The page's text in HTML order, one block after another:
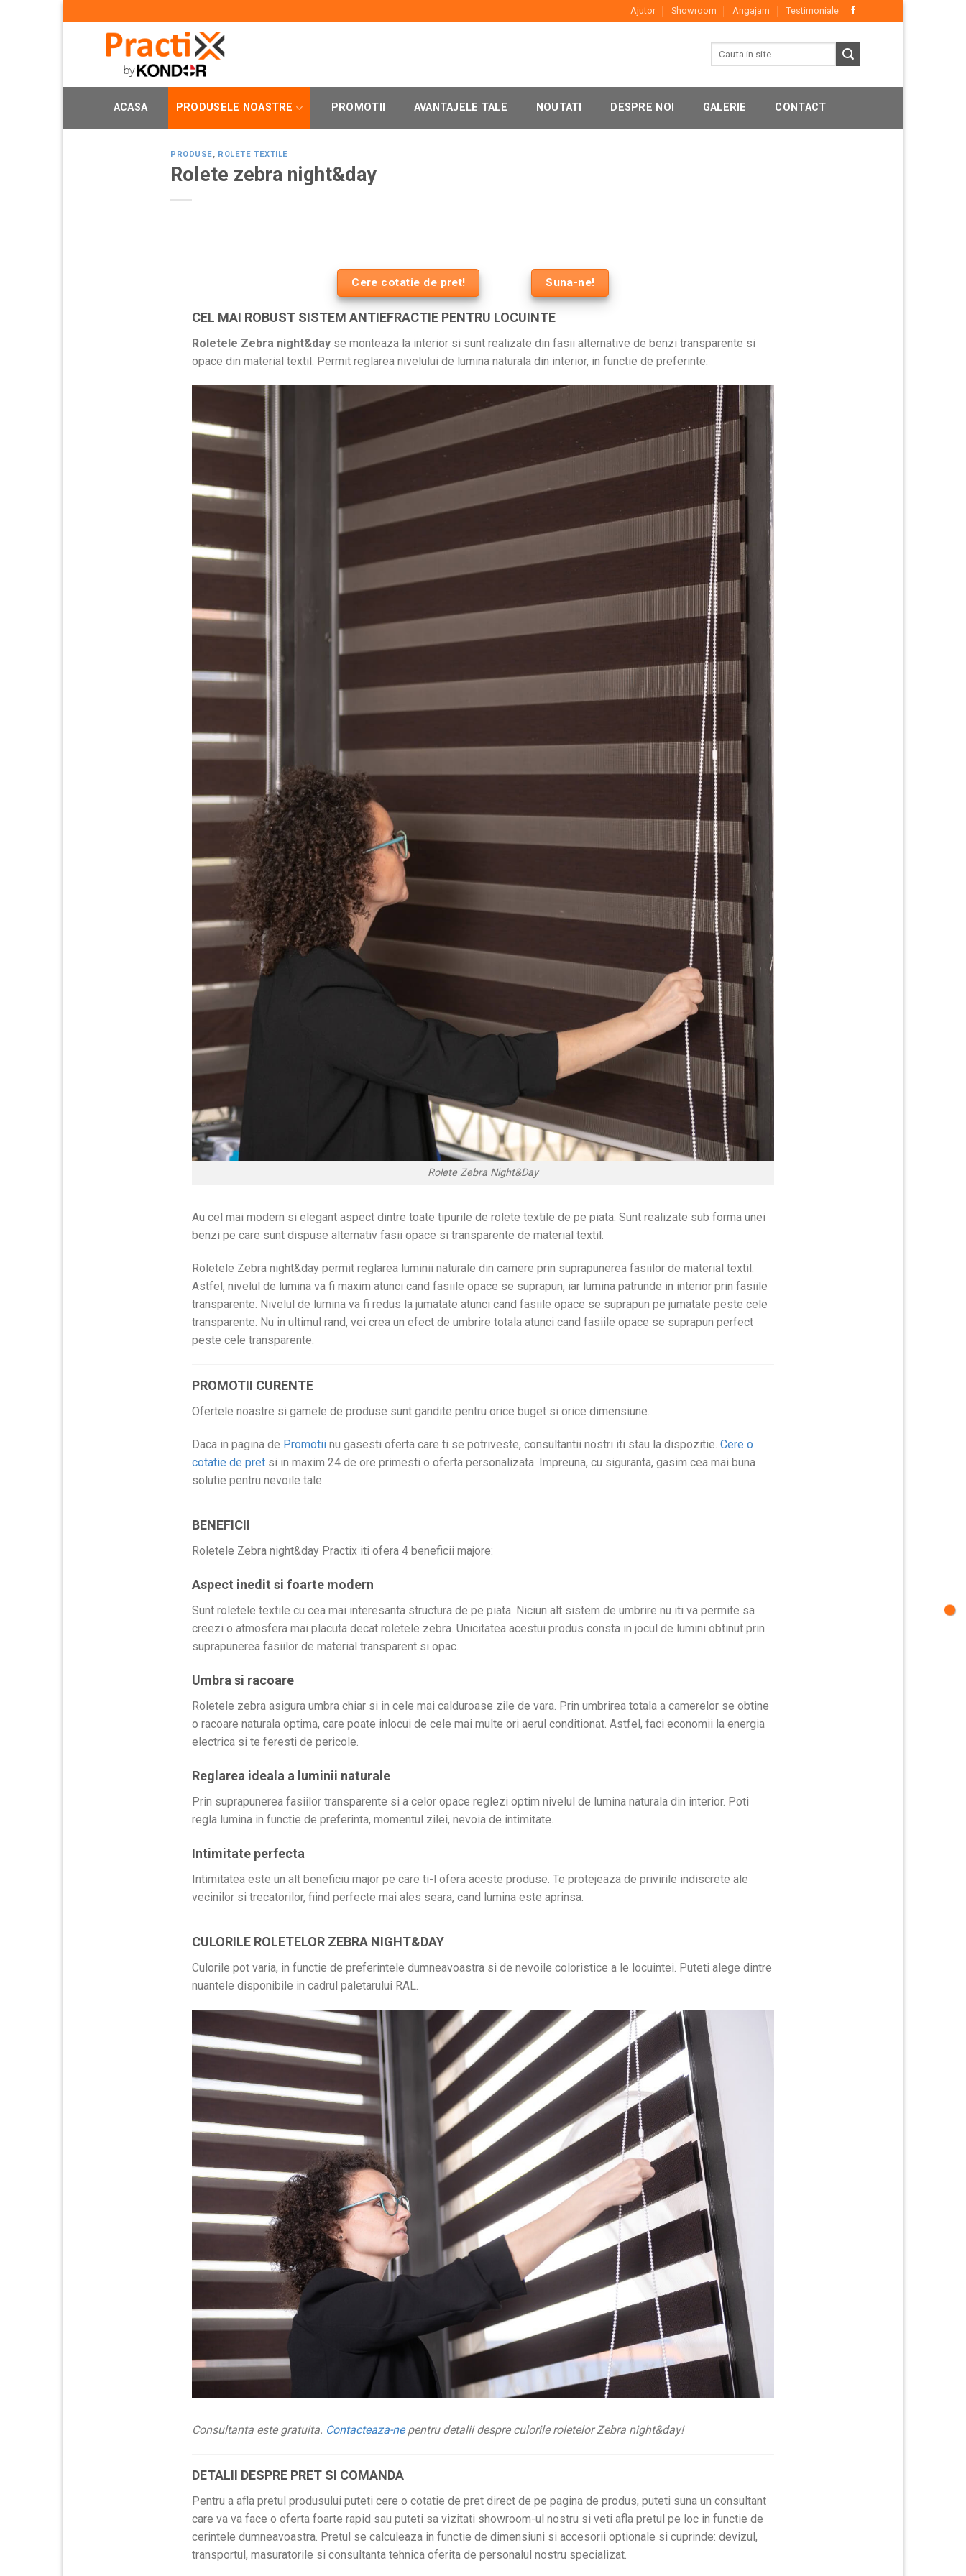
Ajutor Showroom Angajam Testimoniale
ACASA PRODUSELE NOASTRE PROMOTII AVANTAJELE TALE NOUTATI DESPRE NOI GALERIE CONTACT
PRODUSE, ROLETE TEXTILE
Rolete zebra night&day
Cere cotatie de pret! Suna-ne!
CEL MAI ROBUST SISTEM ANTIEFRACTIE PENTRU LOCUINTE
Roletele Zebra night&day se monteaza la interior si sunt realizate din fasii alternative de benzi transparente si
opace din material textil. Permit reglarea nivelului de lumina naturala din interior, in functie de preferinte.
Rolete Zebra Night&Day
Au cel mai modern si elegant aspect dintre toate tipurile de rolete textile de pe piata. Sunt realizate sub forma unei
benzi pe care sunt dispuse alternativ fasii opace si transparente de material textil.
Roletele Zebra night&day permit reglarea luminii naturale din camere prin suprapunerea fasiilor de material textil.
Astfel, nivelul de lumina va fi maxim atunci cand fasiile opace se suprapun, iar lumina patrunde in interior prin fasiile
transparente. Nivelul de lumina va fi redus la jumatate atunci cand fasiile opace se suprapun pe jumatate peste cele
transparente. Nu in ultimul rand, vei crea un efect de umbrire totala atunci cand fasiile opace se suprapun perfect
peste cele transparente.
PROMOTII CURENTE
Ofertele noastre si gamele de produse sunt gandite pentru orice buget si orice dimensiune.
Daca in pagina de Promotii nu gasesti oferta care ti se potriveste, consultantii nostri iti stau la dispozitie. Cere o
cotatie de pret si in maxim 24 de ore primesti o oferta personalizata. Impreuna, cu siguranta, gasim cea mai buna
solutie pentru nevoile tale.
BENEFICII
Roletele Zebra night&day Practix iti ofera 4 beneficii majore:
Aspect inedit si foarte modern
Sunt roletele textile cu cea mai interesanta structura de pe piata. Niciun alt sistem de umbrire nu iti va permite sa
creezi o atmosfera mai placuta decat roletele zebra. Unicitatea acestui produs consta in jocul de lumini obtinut prin
suprapunerea fasiilor de material transparent si opac.
Umbra si racoare
Roletele zebra asigura umbra chiar si in cele mai calduroase zile de vara. Prin umbrirea totala a camerelor se obtine
o racoare naturala optima, care poate inlocui de cele mai multe ori aerul conditionat. Astfel, faci economii la energia
electrica si te feresti de pericole.
Reglarea ideala a luminii naturale
Prin suprapunerea fasiilor transparente si a celor opace reglezi optim nivelul de lumina naturala din interior. Poti
regla lumina in functie de preferinta, momentul zilei, nevoia de intimitate.
Intimitate perfecta
Intimitatea este un alt beneficiu major pe care ti-l ofera aceste produse. Te protejeaza de privirile indiscrete ale
vecinilor si trecatorilor, fiind perfecte mai ales seara, cand lumina este aprinsa.
CULORILE ROLETELOR ZEBRA NIGHT&DAY
Culorile pot varia, in functie de preferintele dumneavoastra si de nevoile coloristice a le locuintei. Puteti alege dintre
nuantele disponibile in cadrul paletarului RAL.
Consultanta este gratuita. Contacteaza-nepentru detalii despre culorile roletelor Zebra night&day!
DETALII DESPRE PRET SI COMANDA
Pentru a afla pretul produsului puteti cere o cotatie de pret direct de pe pagina de produs, puteti suna un consultant
care va va face o oferta foarte rapid sau puteti sa vizitati showroom-ul nostru si veti afla pretul pe loc in functie de
cerintele dumneavoastra. Pretul se calculeaza in functie de dimensiuni si accesorii optionale si cuprinde: devizul,
transportul, masuratorile si consultanta tehnica oferita de personalul nostru specializat.